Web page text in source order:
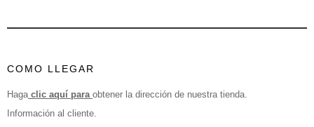
COMO LLEGAR
Haga clic aquí para obtener la dirección de nuestra tienda.
Información al cliente.